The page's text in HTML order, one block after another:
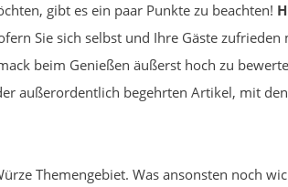
gibt es ein paar Punkte zu beachten!
Sie sich selbst und Ihre Gäste zufrieden
beim Genießen äußerst hoch zu
außerordentlich begehrten Artikel, mit
Themengebiet. Was ansonsten noch